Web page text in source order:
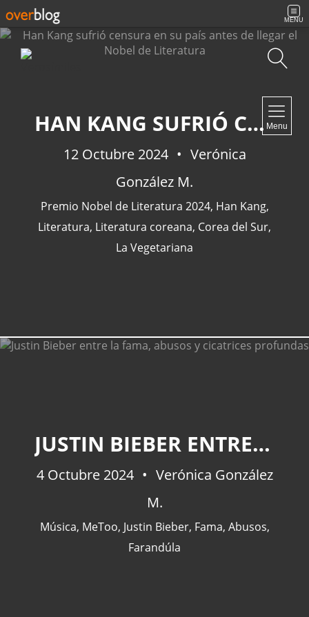
MENU
Menu
HAN KANG SUFRIÓ CENSURA EN SU PAÍS ANTES DE LLEGAR EL NOBEL DE LITERATURA
12 Octubre 2024
Verónica
González M.
Premio Nobel de Literatura 2024, Han Kang,
Literatura, Literatura coreana, Corea del Sur,
La Vegetariana
JUSTIN BIEBER ENTRE LA FAMA, ABUSOS Y CICATRICES PROFUNDAS
4 Octubre 2024
Verónica González
M.
Música, MeToo, Justin Bieber, Fama, Abusos,
Farandúla
Inicio
Contacto
NEWSLETTER
Actualidad(227)
España (77)
Venezuela (43)